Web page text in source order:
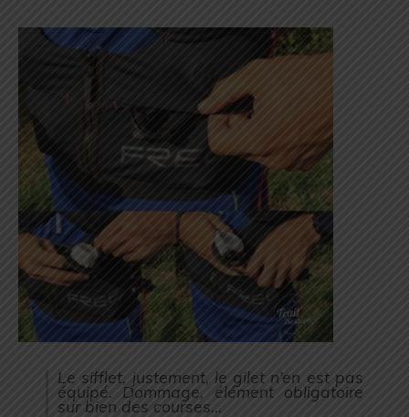
Le sifflet, justement, le gilet n’en est pas
équipé. Dommage, élément obligatoire
sur bien des courses…